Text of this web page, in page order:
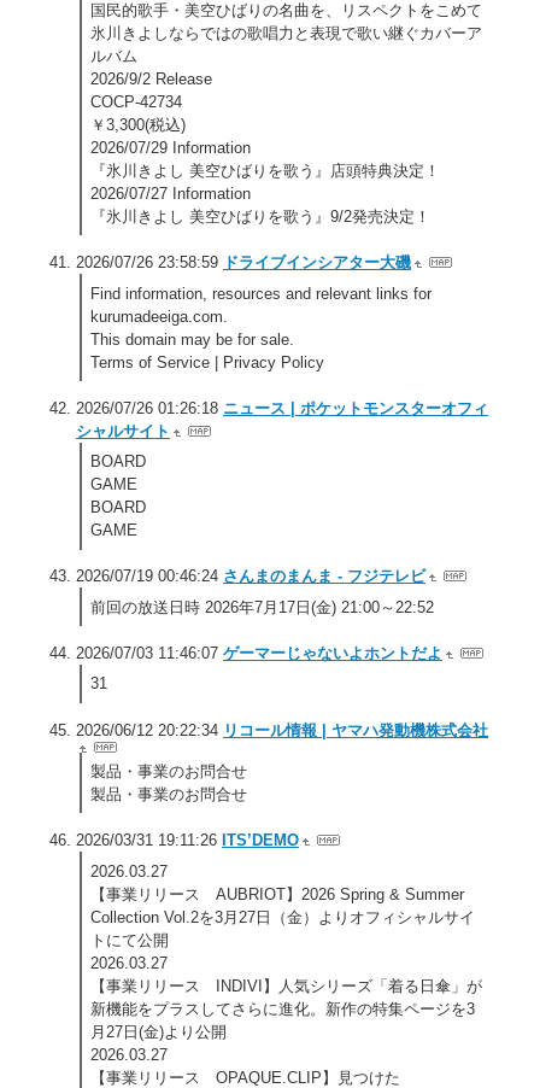
国民的歌手・美空ひばりの名曲を、リスペクトをこめて
氷川きよしならではの歌唱力と表現で歌い継ぐカバーア
ルバム
2026/9/2 Release
COCP-42734
￥3,300(税込)
2026/07/29 Information
『氷川きよし 美空ひばりを歌う』店頭特典決定！
2026/07/27 Information
『氷川きよし 美空ひばりを歌う』9/2発売決定！
2026/07/26 23:58:59 ドライブインシアター大磯
Find information, resources and relevant links for
kurumadeeiga.com.
This domain may be for sale.
Terms of Service | Privacy Policy
2026/07/26 01:26:18 ニュース | ポケットモンスターオフィ
シャルサイト
BOARD
GAME
BOARD
GAME
2026/07/19 00:46:24 さんまのまんま - フジテレビ
前回の放送日時 2026年7月17日(金) 21:00～22:52
2026/07/03 11:46:07 ゲーマーじゃないよホントだよ
31
2026/06/12 20:22:34 リコール情報 | ヤマハ発動機株式会社
製品・事業のお問合せ
製品・事業のお問合せ
2026/03/31 19:11:26 ITS’DEMO
2026.03.27
【事業リリース AUBRIOT】2026 Spring & Summer
Collection Vol.2を3月27日（金）よりオフィシャルサイ
トにて公開
2026.03.27
【事業リリース INDIVI】人気シリーズ「着る日傘」が
新機能をプラスしてさらに進化。新作の特集ページを3
月27日(金)より公開
2026.03.27
【事業リリース OPAQUE.CLIP】見つけた